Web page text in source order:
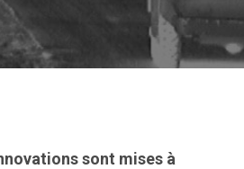
sont mises à